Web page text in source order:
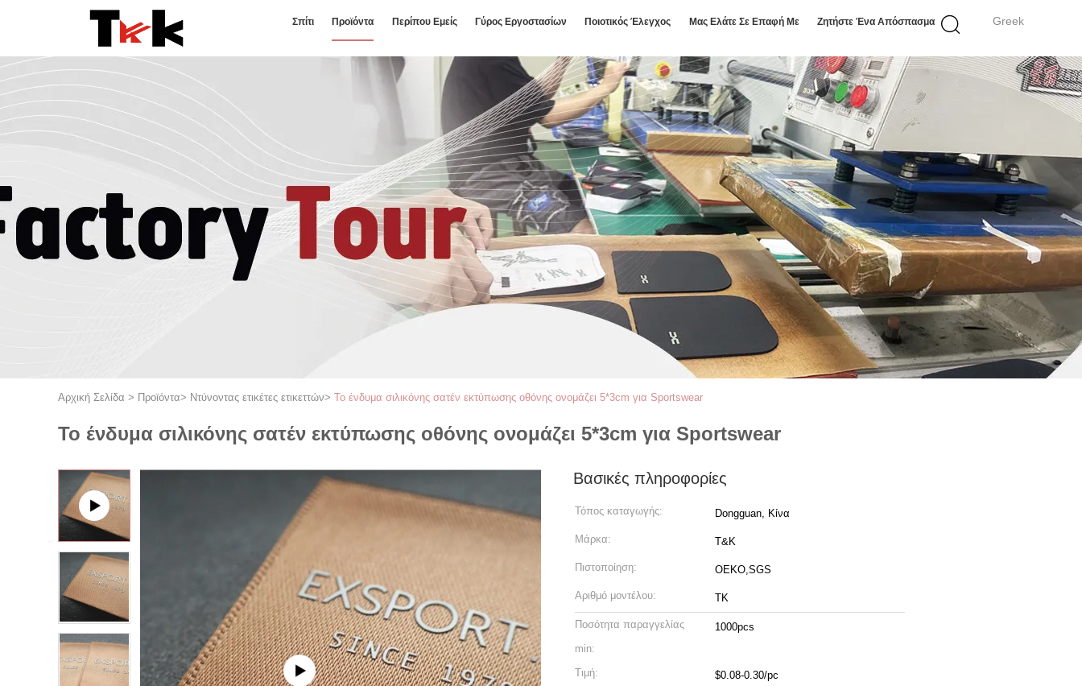
Greek
Σπίτι Προϊόντα Περίπου Εμείς Γύρος Εργοστασίων Ποιοτικός Έλεγχος Μας Ελάτε Σε Επαφή Με Ζητήστε Ένα Απόσπασμα
Αρχική Σελίδα > Προϊόντα> Ντύνοντας ετικέτες ετικεττών> Το ένδυμα σιλικόνης σατέν εκτύπωσης οθόνης ονομάζει 5*3cm για Sportswear
Το ένδυμα σιλικόνης σατέν εκτύπωσης οθόνης ονομάζει 5*3cm για Sportswear
Βασικές πληροφορίες
Τόπος καταγωγής: Dongguan, Κίνα
Μάρκα: T&K
Πιστοποίηση: OEKO,SGS
Αριθμό μοντέλου: TK
Ποσότητα παραγγελίας
min:
1000pcs
Τιμή: $0.08-0.30/pc